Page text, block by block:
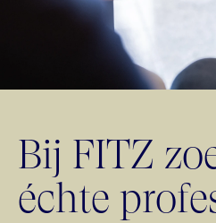
Bij FITZ
échte